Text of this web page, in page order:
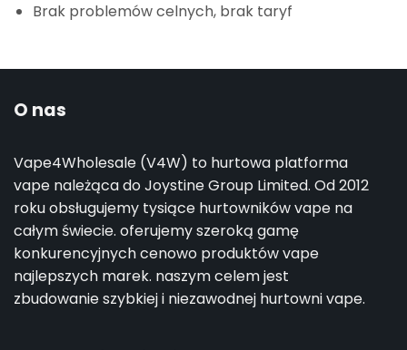
Brak problemów celnych, brak taryf
O nas
Vape4Wholesale (V4W) to hurtowa platforma
vape należąca do Joystine Group Limited. Od 2012
roku obsługujemy tysiące hurtowników vape na
całym świecie. oferujemy szeroką gamę
konkurencyjnych cenowo produktów vape
najlepszych marek. naszym celem jest
zbudowanie szybkiej i niezawodnej hurtowni vape.